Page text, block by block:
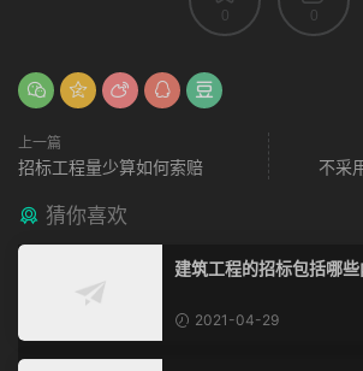
0 0
上一篇
招标工程量少算如何索赔 不采
猜你喜欢
建筑工程的招标包括哪
2021-04-29